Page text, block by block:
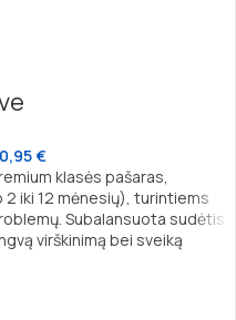
€
klasės pašaras,
iki 12 mėnesių), turintiems
Subalansuota sudėtis
virškinimą bei sveiką